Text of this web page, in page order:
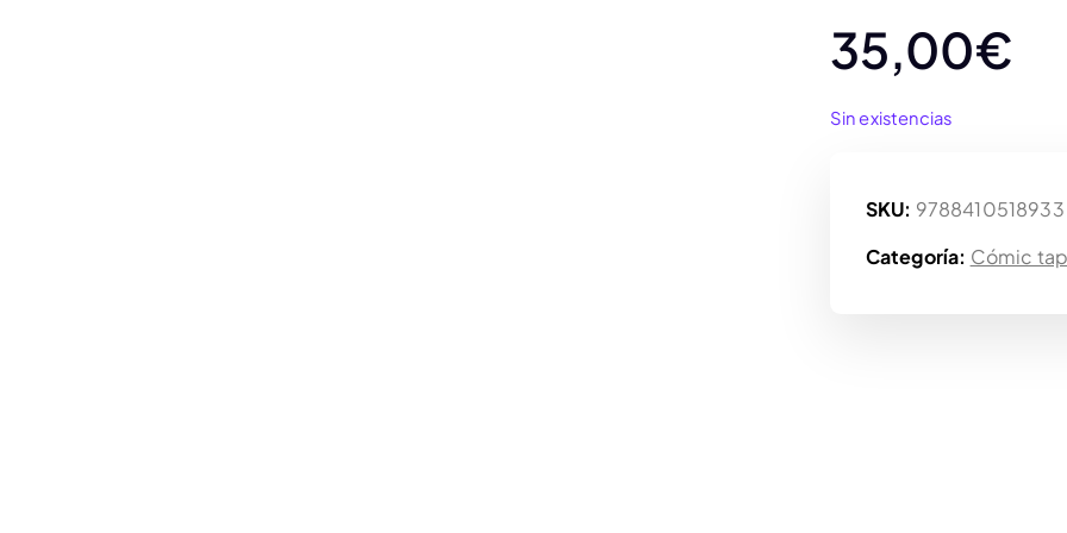
35,00€
Sin existencias
SKU: 9788410518933
Categoría: Cómic